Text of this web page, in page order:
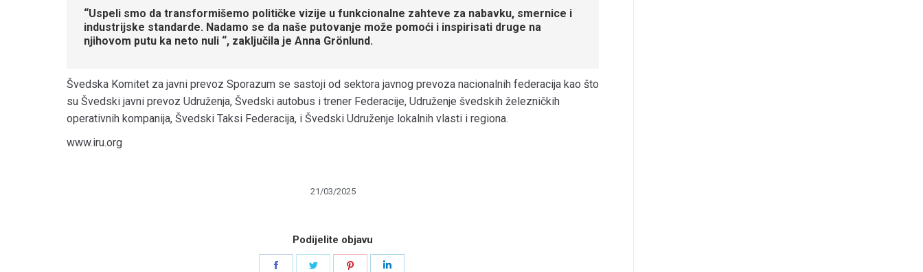
“Uspeli smo da transformišemo političke vizije u funkcionalne zahteve za nabavku, smernice i
industrijske standarde. Nadamo se da naše putovanje može pomoći i inspirisati druge na
njihovom putu ka neto nuli “, zaključila je Anna Grönlund.
Švedska Komitet za javni prevoz Sporazum se sastoji od sektora javnog prevoza nacionalnih federacija kao što
su Švedski javni prevoz Udruženja, Švedski autobus i trener Federacije, Udruženje švedskih železničkih
operativnih kompanija, Švedski Taksi Federacija, i Švedski Udruženje lokalnih vlasti i regiona.
www.iru.org
21/03/2025
Podijelite objavu
Share